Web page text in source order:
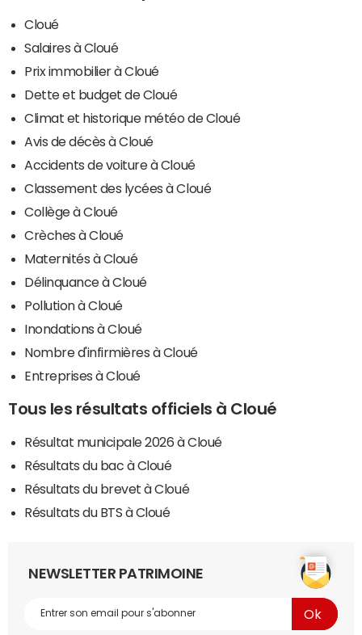
Cloué
Salaires à Cloué
Prix immobilier à Cloué
Dette et budget de Cloué
Climat et historique météo de Cloué
Avis de décès à Cloué
Accidents de voiture à Cloué
Classement des lycées à Cloué
Collège à Cloué
Crèches à Cloué
Maternités à Cloué
Délinquance à Cloué
Pollution à Cloué
Inondations à Cloué
Nombre d'infirmières à Cloué
Entreprises à Cloué
Tous les résultats officiels à Cloué
Résultat municipale 2026 à Cloué
Résultats du bac à Cloué
Résultats du brevet à Cloué
Résultats du BTS à Cloué
NEWSLETTER PATRIMOINE